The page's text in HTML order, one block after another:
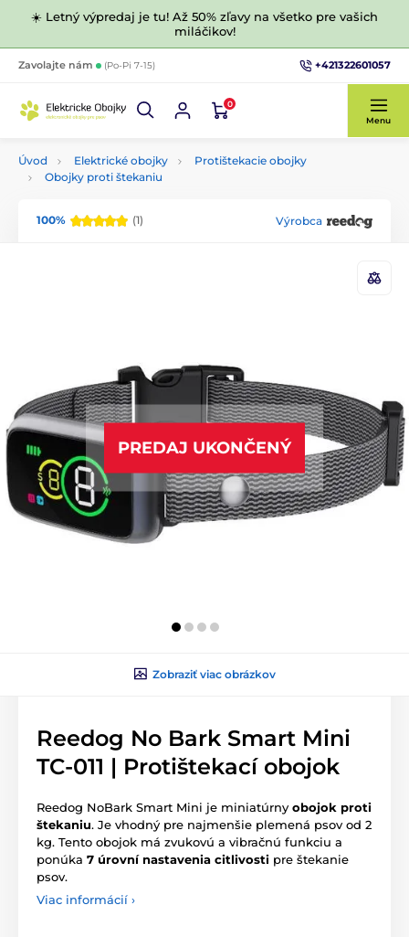
☀️ Letný výpredaj je tu! Až 50% zľavy na všetko pre vašich
miláčikov!
Zavolajte nám (Po-Pi 7-15) +421322601057
0
Menu
Úvod Elektrické obojky
Protištekacie obojky
Obojky proti štekaniu
100% (1) Výrobca
PREDAJ UKONČENÝ
Zobraziť viac obrázkov
Reedog No Bark Smart Mini
TC-011 | Protištekací obojok
Reedog NoBark Smart Mini je miniatúrny obojok proti
štekaniu. Je vhodný pre najmenšie plemená psov od 2
kg. Tento obojok má zvukovú a vibračnú funkciu a
ponúka 7 úrovní nastavenia citlivosti pre štekanie
psov.
Viac informácií ›